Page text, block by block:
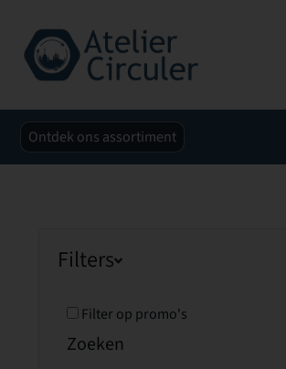
Ontdek ons assortiment
Filters
Filter op promo's
Zoeken